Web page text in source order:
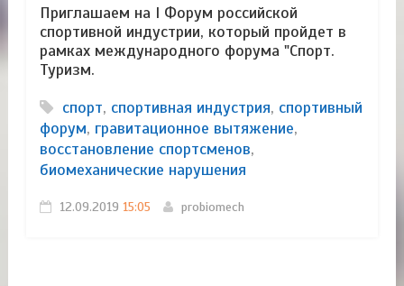
Приглашаем на I Форум российской
спортивной индустрии, который пройдет в
рамках международного форума "Спорт.
Туризм.
спорт, спортивная индустрия, спортивный
форум, гравитационное вытяжение,
восстановление спортсменов,
биомеханические нарушения
12.09.2019 15:05 probiomech